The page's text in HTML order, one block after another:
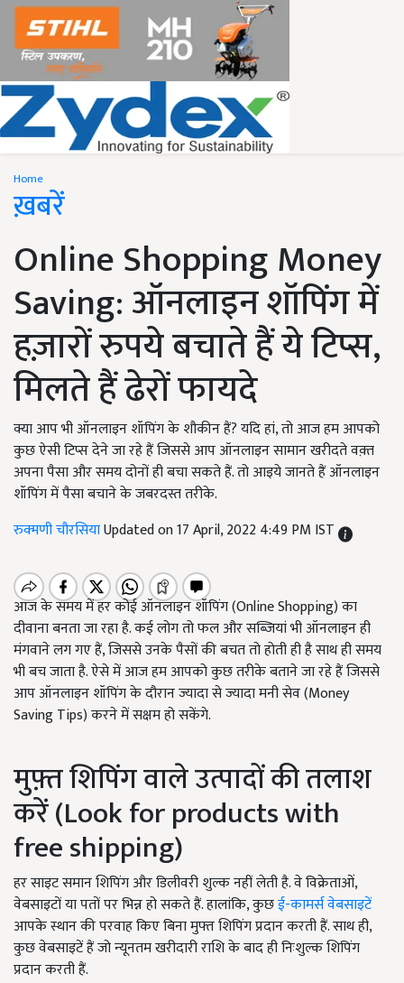
Home
ख़बरें
Online Shopping Money
Saving: ऑनलाइन शॉपिंग में
हज़ारों रुपये बचाते हैं ये टिप्स,
मिलते हैं ढेरों फायदे
क्या आप भी ऑनलाइन शॉपिंग के शौकीन हैं? यदि हां, तो आज हम आपको
कुछ ऐसी टिप्स देने जा रहे हैं जिससे आप ऑनलाइन सामान खरीदते वक़्त
अपना पैसा और समय दोनों ही बचा सकते हैं. तो आइये जानते हैं ऑनलाइन
शॉपिंग में पैसा बचाने के जबरदस्त तरीके.
रुक्मणी चौरसियाUpdated on 17 April, 2022 4:49 PM IST
आज के समय में हर कोई ऑनलाइन शॉपिंग (Online Shopping)का
दीवाना बनता जा रहा है. कई लोग तो फल और सब्जियां भी ऑनलाइन ही
मंगवाने लग गए हैं,जिससे उनके पैसों की बचत तो होती ही है साथ ही समय
भी बच जाता है. ऐसे में आज हम आपको कुछ तरीके बताने जा रहे हैं जिससे
आप ऑनलाइन शॉपिंग के दौरान ज्यादा से ज्यादा मनी सेव (Money
Saving Tips)करने में सक्षम हो सकेंगे.
मुफ़्त शिपिंग वाले उत्पादों की तलाश
करें (Look for products with
free shipping)
हर साइट समान शिपिंग और डिलीवरी शुल्क नहीं लेती है. वे विक्रेताओं,
वेबसाइटों या पतों पर भिन्न हो सकते हैं. हालांकि,कुछई-कामर्स वेबसाइटें
आपके स्थान की परवाह किए बिना मुफ्त शिपिंग प्रदान करती हैं. साथ ही,
कुछ वेबसाइटें हैं जो न्यूनतम खरीदारी राशि के बाद ही निःशुल्क शिपिंग
प्रदान करती हैं.